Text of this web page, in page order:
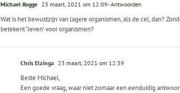
Michael Rogge 23 maart, 2021 om 12:09- Antwoorden
Wat is het bewustzijn van lagere organismen, als de cel, dan?
betekent ‘leven’ voor organismen?
Chris Elzinga 23 maart, 2021 om 12:39
Beste Michael,
Een goede vraag, waar niet zomaar een eenduidig